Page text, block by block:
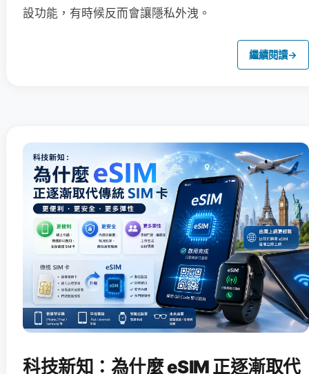
設功能，有時候反而會讓隱私外洩。
繼續閱讀→
科技新知：為什麼 eSIM 正逐漸取代